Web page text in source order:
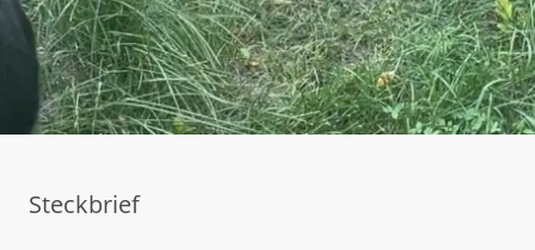
Steckbrief